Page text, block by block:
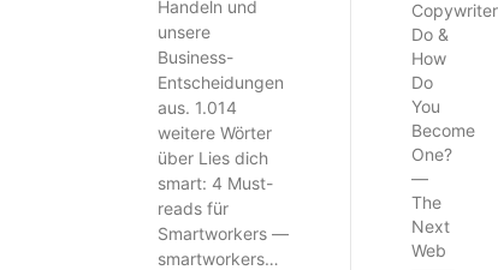
Handeln und
unsere
Business-
Entscheidungen
aus. 1.014
weitere Wörter
über Lies dich
smart: 4 Must-
reads für
Smartworkers —
smartworkers…
Copywriter
Do &
How
Do
You
Become
One?
—
The
Next
Web